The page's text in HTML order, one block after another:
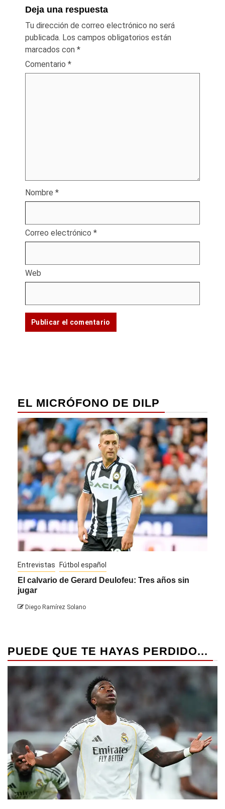
Deja una respuesta
Tu dirección de correo electrónico no será
publicada. Los campos obligatorios están
marcados con *
Comentario *
Nombre *
Correo electrónico *
Web
EL MICRÓFONO DE DILP
Entrevistas Fútbol español
El calvario de Gerard Deulofeu: Tres años sin
jugar
Diego Ramírez Solano
PUEDE QUE TE HAYAS PERDIDO...